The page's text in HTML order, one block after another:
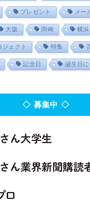
プレゼント メー
大阪 岡崎 横浜
ジェクト 特集
記念日 誕生日
◇ 募集中 ◇